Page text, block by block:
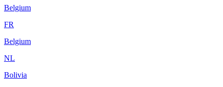
Belgium
FR
Belgium
NL
Bolivia